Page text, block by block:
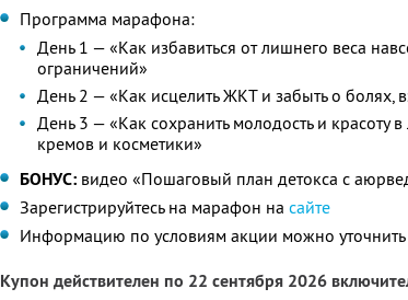
Программа марафона:
День 1 — «Как избавиться от лишнего веса
ограничений»
День 2 — «Как исцелить ЖКТ и забыть о болях,
День 3 — «Как сохранить молодость и красоту
кремов и косметики»
БОНУС: видео «Пошаговый план детокса с
Зарегистрируйтесь на марафон на сайте
Информацию по условиям акции можно уточнить
Купон действителен по 22 сентября 2026